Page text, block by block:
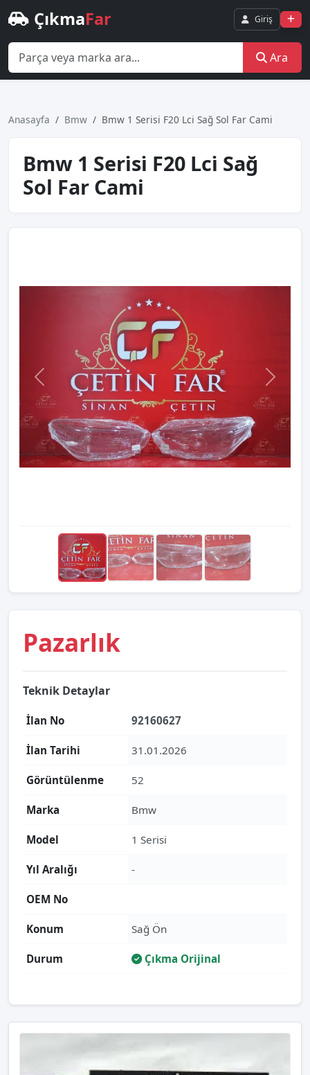
ÇıkmaFar Giriş
Ara
Anasayfa Bmw Bmw 1 Seri̇si̇ F20 Lci̇ Sağ Sol Far Cami
Bmw 1 Seri̇si̇ F20 Lci̇ Sağ
Sol Far Cami
Pazarlık
Teknik Detaylar
İlan No 92160627
İlan Tarihi 31.01.2026
Görüntülenme 52
Marka Bmw
Model 1 Serisi
Yıl Aralığı -
OEM No
Konum Sağ Ön
Durum Çıkma Orijinal